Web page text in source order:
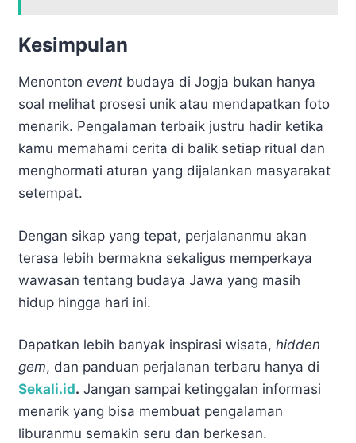
Kesimpulan
Menonton event budaya di Jogja bukan hanya
soal melihat prosesi unik atau mendapatkan foto
menarik. Pengalaman terbaik justru hadir ketika
kamu memahami cerita di balik setiap ritual dan
menghormati aturan yang dijalankan masyarakat
setempat.
Dengan sikap yang tepat, perjalananmu akan
terasa lebih bermakna sekaligus memperkaya
wawasan tentang budaya Jawa yang masih
hidup hingga hari ini.
Dapatkan lebih banyak inspirasi wisata, hidden
gem, dan panduan perjalanan terbaru hanya di
Sekali.id. Jangan sampai ketinggalan informasi
menarik yang bisa membuat pengalaman
liburanmu semakin seru dan berkesan.